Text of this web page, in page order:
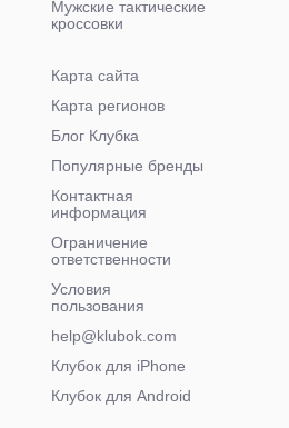
Мужские тактические
кроссовки
Карта сайта
Карта регионов
Блог Клубка
Популярные бренды
Контактная
информация
Ограничение
ответственности
Условия
пользования
help@klubok.com
Клубок для iPhone
Клубок для Android